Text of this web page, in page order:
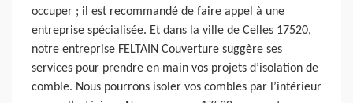
occuper ; il est recommandé de faire appel à une
entreprise spécialisée. Et dans la ville de Celles 17520,
notre entreprise FELTAIN Couverture suggère ses
services pour prendre en main vos projets d’isolation de
comble. Nous pourrons isoler vos combles par l’intérieur